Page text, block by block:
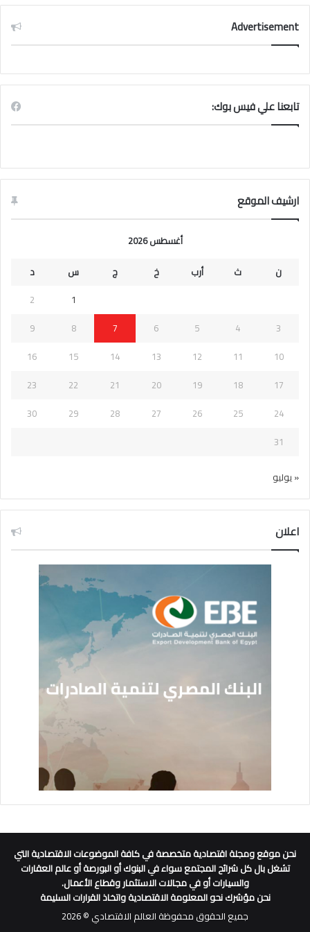
Advertisement
تابعنا علي فيس بوك:
ارشيف الموقع
أغسطس 2026
ن
ث أرب خ ج س
د
1
2
3
4
5
6
7
8
9
10
11
12
13
14
15
16
17
18
19
20
21
22
23
24
25
26
27
28
29
30
31
« يوليو
اعلان
نحن موقع ومجلة اقتصادية متخصصة في كافة الموضوعات الاقتصادية التي
تشغل بال كل شرائح المجتمع سواء في البنوك أو البورصة أو عالم العقارات
والسيارات أو في مجالات الاستثمار وقطاع الأعمال.
نحن مؤشرك نحو المعلومة الاقتصادية واتخاذ القرارات السليمة
جميع الحقوق محفوظة العالم الاقتصادي © 2026